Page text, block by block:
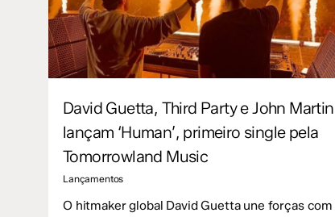
David Guetta, Third Party e John Martin
lançam ‘Human’, primeiro single pela
Tomorrowland Music
Lançamentos
O hitmaker global David Guetta une forças com